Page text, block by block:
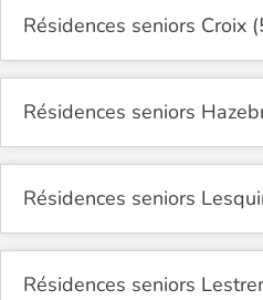
Résidences seniors Croix
Résidences seniors
Résidences seniors
Résidences seniors